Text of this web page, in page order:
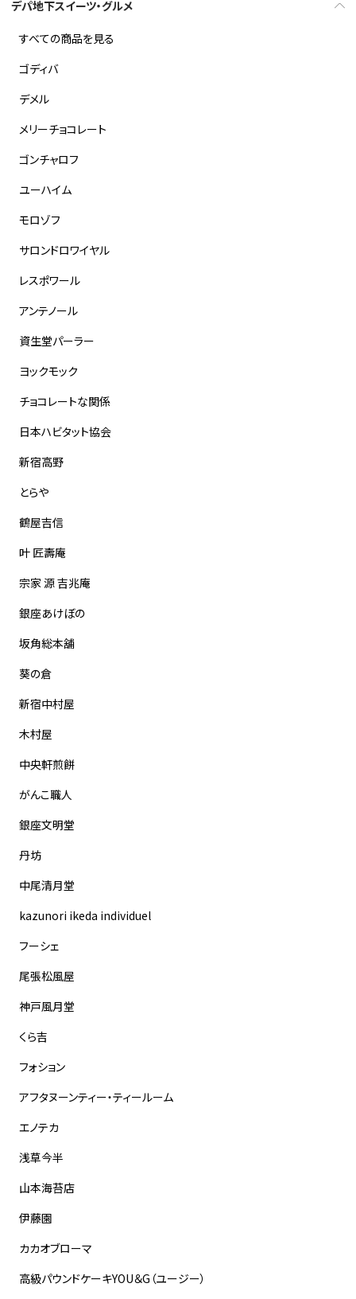
デパ地下スイーツ・グルメ
すべての商品を見る
ゴディバ
デメル
メリーチョコレート
ゴンチャロフ
ユーハイム
モロゾフ
サロンドロワイヤル
レスポワール
アンテノール
資生堂パーラー
ヨックモック
チョコレートな関係
日本ハビタット協会
新宿高野
とらや
鶴屋吉信
叶 匠壽庵
宗家 源 吉兆庵
銀座あけぼの
坂角総本舖
葵の倉
新宿中村屋
木村屋
中央軒煎餅
がんこ職人
銀座文明堂
丹坊
中尾清月堂
kazunori ikeda individuel
フーシェ
尾張松風屋
神戸風月堂
くら吉
フォション
アフタヌーンティー・ティールーム
エノテカ
浅草今半
山本海苔店
伊藤園
カカオブローマ
高級パウンドケーキYOU＆G（ユージー）